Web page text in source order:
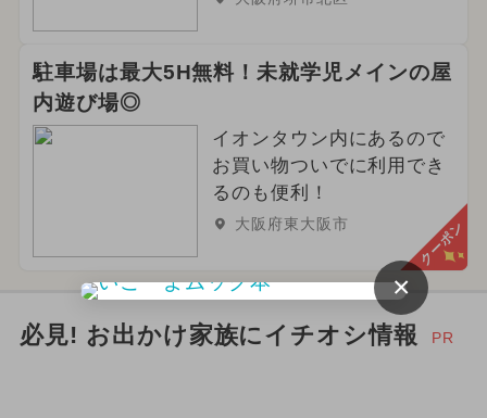
駐車場は最大5H無料！未就学児メインの屋
内遊び場◎
イオンタウン内にあるので
お買い物ついでに利用でき
るのも便利！
大阪府東大阪市 クーポン
必見! お出かけ家族にイチオシ情報 PR
×